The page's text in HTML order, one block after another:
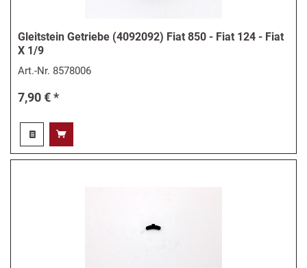
Gleitstein Getriebe (4092092) Fiat 850 - Fiat 124 - Fiat
X 1/9
Art.-Nr. 8578006
7,90 € *